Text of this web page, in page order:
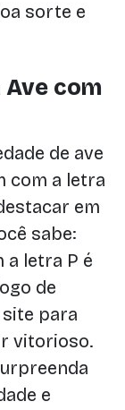
sorte e
com
de ave
com a letra
em
sabe:
a letra P é
de
para
vitorioso.
e